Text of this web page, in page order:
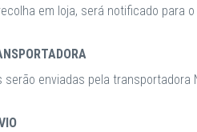
em loja, será notificado para
serão enviadas pela transportadora